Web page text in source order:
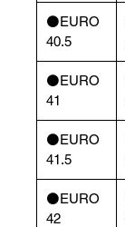
⚫️EURO
40.5
⚫️EURO
41
⚫️EURO
41.5
⚫️EURO
42